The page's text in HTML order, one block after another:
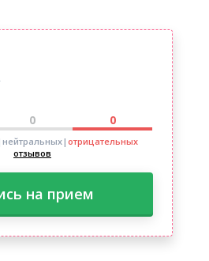
0 0
| отрицательных
отзывов
на прием